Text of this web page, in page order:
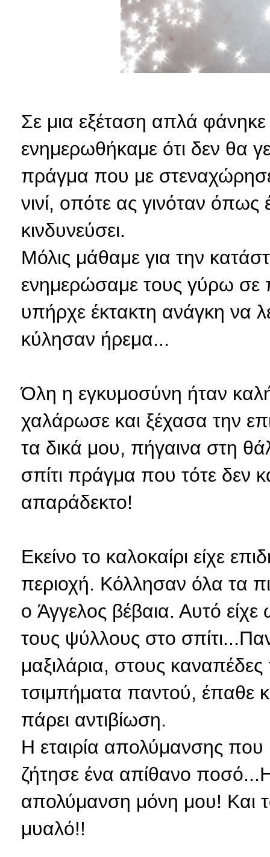
Σε μια εξέταση απλά
ενημερωθήκαμε ότι δεν θα
πράγμα που με
νινί, οπότε ας γινόταν
κινδυνεύσει.
Μόλις μάθαμε για την
ενημερώσαμε τους γύρω σε
υπήρχε έκτακτη ανάγκη να
κύλησαν ήρεμα...
Όλη η εγκυμοσύνη ήταν
χαλάρωσε και ξέχασα την
τα δικά μου, πήγαινα στη
σπίτι πράγμα που τότε δεν
απαράδεκτο!
Εκείνο το καλοκαίρι είχε
περιοχή. Κόλλησαν όλα τα
ο Άγγελος βέβαια. Αυτό
τους ψύλλους στο
μαξιλάρια, στους
τσιμπήματα παντού, έπαθε
πάρει αντιβίωση.
Η εταιρία απολύμανσης που
ζήτησε ένα απίθανο
απολύμανση μόνη μου! Και
μυαλό!!